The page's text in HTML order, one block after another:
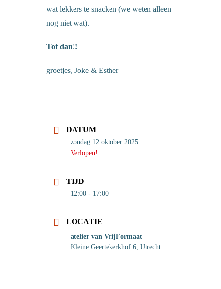
wat lekkers te snacken (we weten alleen
nog niet wat).
Tot dan!!
groetjes, Joke & Esther
DATUM
zondag 12 oktober 2025
Verlopen!
TIJD
12:00 - 17:00
LOCATIE
atelier van VrijFormaat
Kleine Geertekerkhof 6, Utrecht